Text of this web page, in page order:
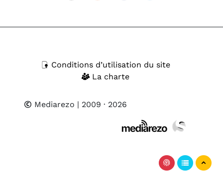
Conditions d’utilisation du site
La charte
Mediarezo | 2009 · 2026